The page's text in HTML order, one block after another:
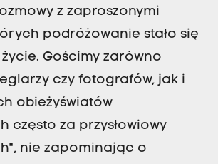
z zaproszonymi
podróżowanie stało się
Gościmy zarówno
czy fotografów, jak i
obieżyświatów
często za przysłowiowy
nie zapominając o